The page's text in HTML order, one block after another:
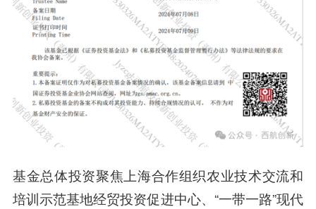
基金总体投资聚焦上海合作组织农业技术交流和
培训示范基地经贸投资促进中心、“一带一路”现代